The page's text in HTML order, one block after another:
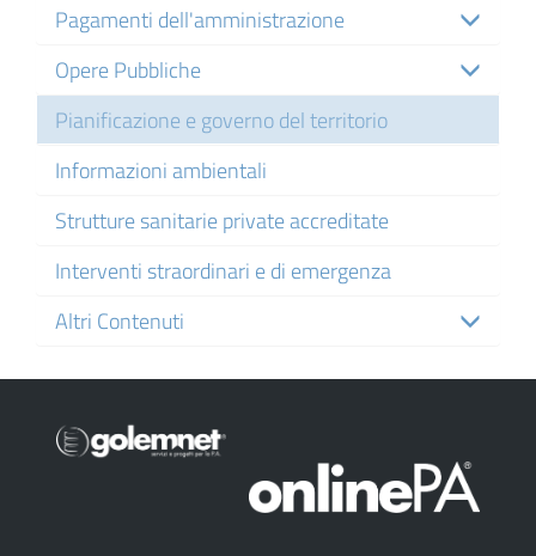
Pagamenti dell'amministrazione
Opere Pubbliche
Pianificazione e governo del territorio
Informazioni ambientali
Strutture sanitarie private accreditate
Interventi straordinari e di emergenza
Altri Contenuti